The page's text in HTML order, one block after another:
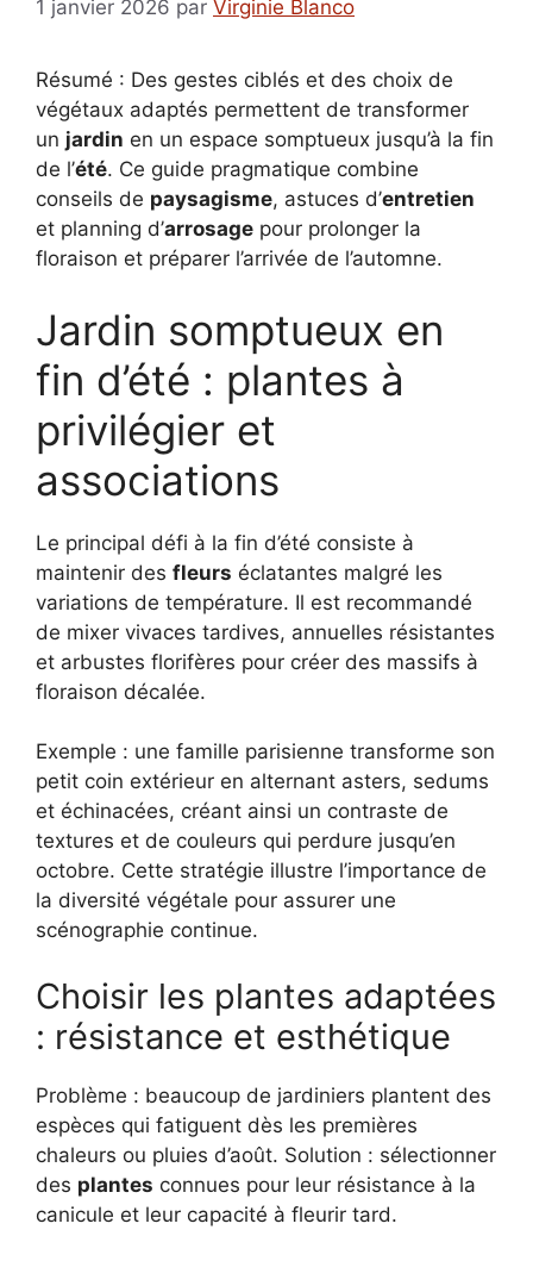
1 janvier 2026 par Virginie Blanco
Résumé : Des gestes ciblés et des choix de
végétaux adaptés permettent de transformer
un jardin en un espace somptueux jusqu’à la fin
de l’été. Ce guide pragmatique combine
conseils de paysagisme, astuces d’entretien
et planning d’arrosage pour prolonger la
floraison et préparer l’arrivée de l’automne.
Jardin somptueux en
fin d’été : plantes à
privilégier et
associations
Le principal défi à la fin d’été consiste à
maintenir des fleurs éclatantes malgré les
variations de température. Il est recommandé
de mixer vivaces tardives, annuelles résistantes
et arbustes florifères pour créer des massifs à
floraison décalée.
Exemple : une famille parisienne transforme son
petit coin extérieur en alternant asters, sedums
et échinacées, créant ainsi un contraste de
textures et de couleurs qui perdure jusqu’en
octobre. Cette stratégie illustre l’importance de
la diversité végétale pour assurer une
scénographie continue.
Choisir les plantes adaptées
: résistance et esthétique
Problème : beaucoup de jardiniers plantent des
espèces qui fatiguent dès les premières
chaleurs ou pluies d’août. Solution : sélectionner
des plantes connues pour leur résistance à la
canicule et leur capacité à fleurir tard.